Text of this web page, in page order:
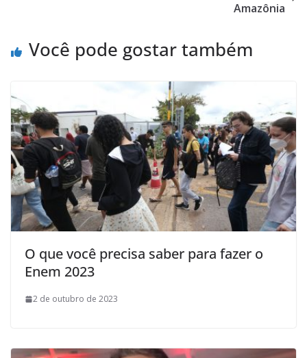
Amazônia
Você pode gostar também
O que você precisa saber para fazer o
Enem 2023
2 de outubro de 2023